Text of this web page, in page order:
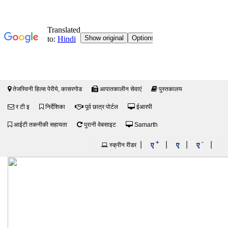
तेजस्विनी हिल्स पेरीये, कासरगोड आपातकालीन सेवाएं पुस्तकालय
र टी इ निर्देशिका पूर्व छात्र पोर्टल ईआरपी
आईटी तकनीकी सहायता पुरानी वेबसाइट Samarth
स्क्रीन रीडर ए + ए ए -